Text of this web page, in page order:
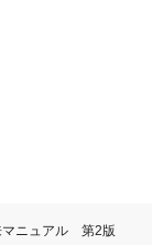
マニュアル 第2版